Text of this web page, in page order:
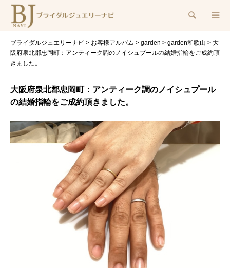
検索
ブライダルジュエリーナビ > お客様アルバム > garden > garden和歌山 > 大
阪府泉北郡忠岡町：アンティーク調のノイシュプールの結婚指輪をご成約頂
きました。
大阪府泉北郡忠岡町：アンティーク調のノイシュプール
の結婚指輪をご成約頂きました。